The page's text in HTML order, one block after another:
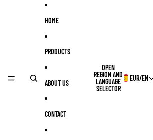
HOME
PRODUCTS
ABOUT US
CONTACT
OPEN
REGION AND
LANGUAGE
SELECTOR
EUR/EN